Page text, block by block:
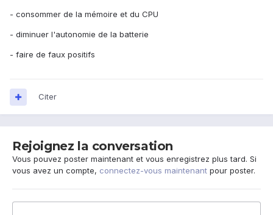
- consommer de la mémoire et du CPU
- diminuer l'autonomie de la batterie
- faire de faux positifs
Citer
Rejoignez la conversation
Vous pouvez poster maintenant et vous enregistrez plus tard. Si
vous avez un compte, connectez-vous maintenant pour poster.